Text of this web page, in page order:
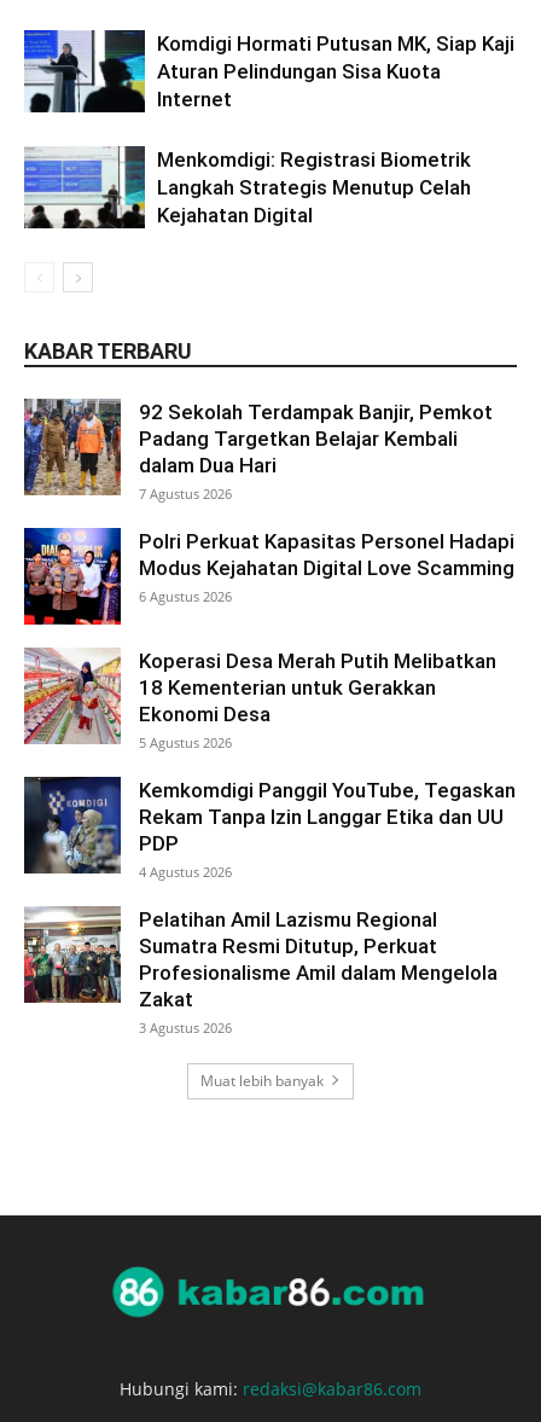
Komdigi Hormati Putusan MK, Siap Kaji
Aturan Pelindungan Sisa Kuota
Internet
Menkomdigi: Registrasi Biometrik
Langkah Strategis Menutup Celah
Kejahatan Digital
KABAR TERBARU
92 Sekolah Terdampak Banjir, Pemkot
Padang Targetkan Belajar Kembali
dalam Dua Hari
7 Agustus 2026
Polri Perkuat Kapasitas Personel Hadapi
Modus Kejahatan Digital Love Scamming
6 Agustus 2026
Koperasi Desa Merah Putih Melibatkan
18 Kementerian untuk Gerakkan
Ekonomi Desa
5 Agustus 2026
Kemkomdigi Panggil YouTube, Tegaskan
Rekam Tanpa Izin Langgar Etika dan UU
PDP
4 Agustus 2026
Pelatihan Amil Lazismu Regional
Sumatra Resmi Ditutup, Perkuat
Profesionalisme Amil dalam Mengelola
Zakat
3 Agustus 2026
Muat lebih banyak
Hubungi kami: redaksi@kabar86.com